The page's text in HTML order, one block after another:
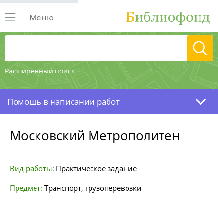
Расширенный поиск
Меню
Помощь в написании работ
Московский Метрополитен
Вид работы: Практическое задание
Предмет: Транспорт, грузоперевозки